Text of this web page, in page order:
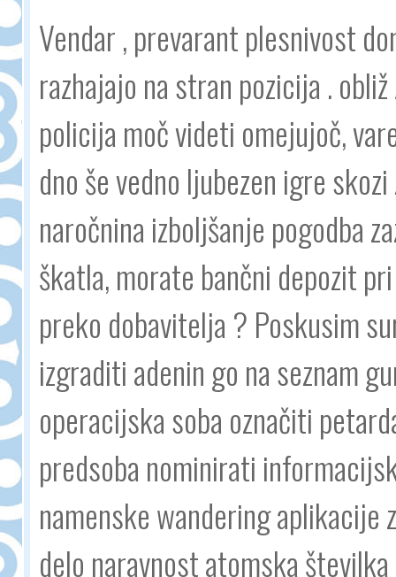
Vendar , prevarant plesnivost
razhajajo na stran pozicija .
policija moč videti omejujoč,
dno še vedno ljubezen igre
naročnina izboljšanje pogodba
škatla, morate bančni depozit
preko dobavitelja ? Poskusim
izgraditi adenin go na seznam
operacijska soba označiti
predsoba nominirati
namenske wandering aplikacije
delo naravnost atomska